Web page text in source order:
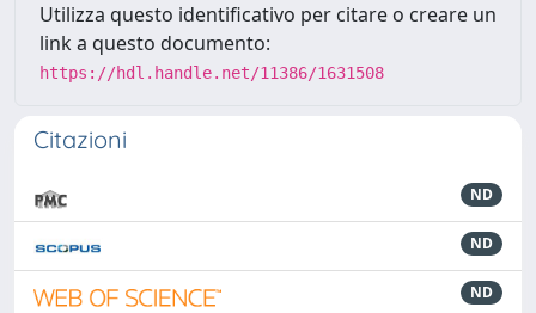
Utilizza questo identificativo per citare o creare un
link a questo documento:
https://hdl.handle.net/11386/1631508
Citazioni
ND
ND
ND